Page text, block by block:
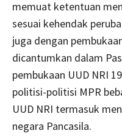
memuat ketentuan
sesuai kehendak
juga dengan
dicantumkan dalam
pembukaan UUD NRI
politisi-politisi MPR
UUD NRI termasuk
negara Pancasila.